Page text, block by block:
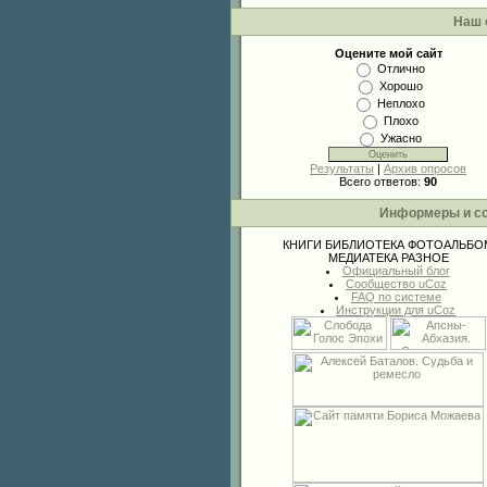
Наш
Оцените мой сайт
Отлично
Хорошо
Неплохо
Плохо
Ужасно
Результаты | Архив опросов
Всего ответов: 90
Информеры и
КНИГИ БИБЛИОТЕКА
МЕДИАТЕКА РАЗНОЕ
Официальный блог
Сообщество uCoz
FAQ по системе
Инструкции для uCoz